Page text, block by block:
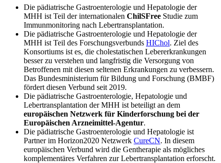
Die pädiatrische Gastroenterologie und Hepatologie der
MHH ist Teil der internationalen ChilSFree Studie zum
Immunmonitoring nach Lebertransplantation.
Die pädiatrische Gastroenterologie und Hepatologie der
MHH ist Teil des Forschungsverbunds HIChol. Ziel des
Konsortiums ist es, die cholestatischen Lebererkrankungen
besser zu verstehen und langfristig die Versorgung von
Betroffenen mit diesen seltenen Erkrankungen zu verbessern.
Das Bundesministerium für Bildung und Forschung (BMBF)
fördert diesen Verbund seit 2019.
Die pädiatrische Gastroenterologie, Hepatologie und
Lebertransplantation der MHH ist beteiligt an dem
europäischen Netzwerk für Kinderforschung bei der
Europäischen Arzneimittel-Agentur.
Die pädiatrische Gastroenterologie und Hepatologie ist
Partner im Horizon2020 Netzwerk CureCN. In diesem
europäischen Verbund wird die Gentherapie als mögliches
komplementäres Verfahren zur Lebertransplantation erforscht.